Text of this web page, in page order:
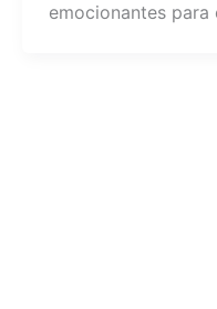
emocionantes